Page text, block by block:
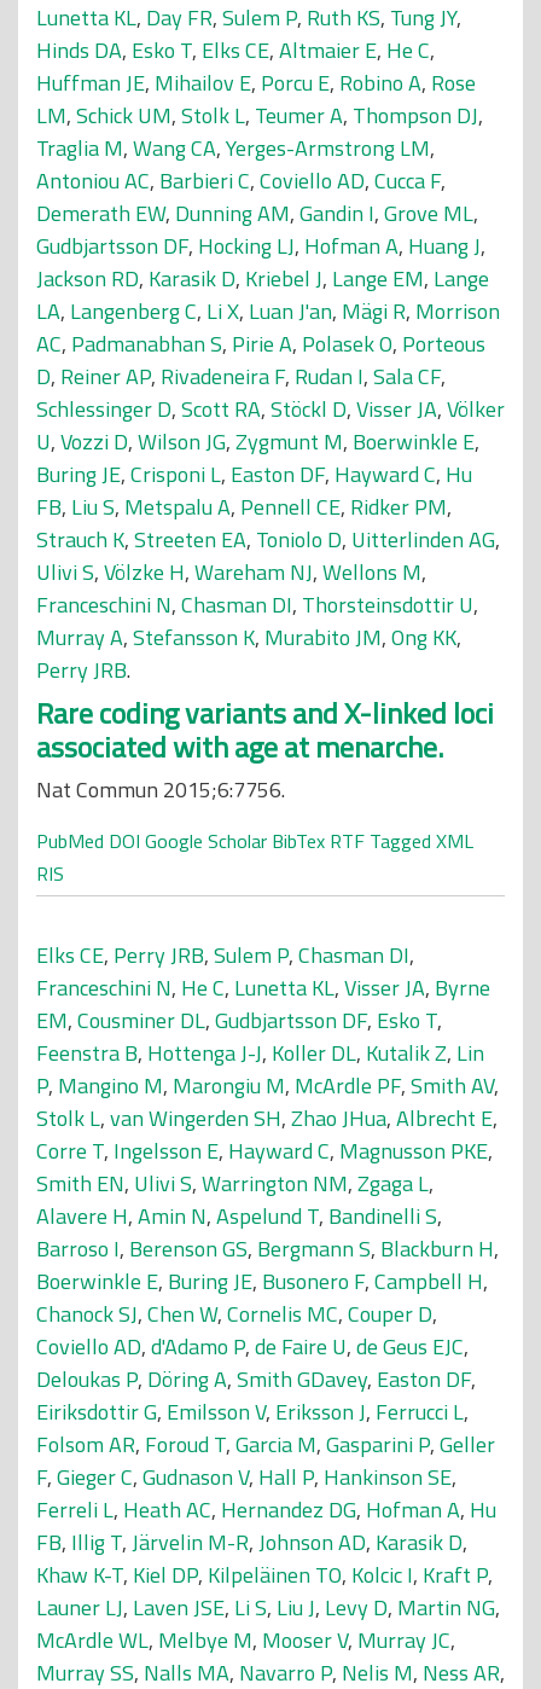
Lunetta KL, Day FR,Sulem P, Ruth KS, Tung JY,
Hinds DA, Esko T, Elks CE,Altmaier E, He C,
Huffman JE, Mihailov E, Porcu E, Robino A, Rose
LM,Schick UM,Stolk L, Teumer A, Thompson DJ,
Traglia M,Wang CA,Yerges-Armstrong LM,
Antoniou AC, Barbieri C,Coviello AD,Cucca F,
Demerath EW, Dunning AM,Gandin I,Grove ML,
Gudbjartsson DF, Hocking LJ, Hofman A, Huang J,
Jackson RD, Karasik D, Kriebel J, Lange EM, Lange
LA, Langenberg C, Li X, Luan J'an, Mägi R, Morrison
AC, Padmanabhan S, Pirie A, Polasek O, Porteous
D, Reiner AP, Rivadeneira F, Rudan I,Sala CF,
Schlessinger D,Scott RA,Stöckl D,Visser JA,Völker
U,Vozzi D,Wilson JG,Zygmunt M, Boerwinkle E,
Buring JE,Crisponi L, Easton DF, Hayward C, Hu
FB, Liu S, Metspalu A, Pennell CE, Ridker PM,
Strauch K,Streeten EA, Toniolo D, Uitterlinden AG,
Ulivi S,Völzke H,Wareham NJ,Wellons M,
Franceschini N,Chasman DI, Thorsteinsdottir U,
Murray A,Stefansson K, Murabito JM,Ong KK,
Perry JRB.
Rare coding variants and X-linked loci
associated with age at menarche.
Nat Commun 2015;6:7756.
PubMed DOI Google Scholar BibTex RTF Tagged XML
RIS
Elks CE, Perry JRB,Sulem P,Chasman DI,
Franceschini N, He C, Lunetta KL,Visser JA, Byrne
EM,Cousminer DL,Gudbjartsson DF, Esko T,
Feenstra B, Hottenga J-J, Koller DL, Kutalik Z, Lin
P, Mangino M, Marongiu M, McArdle PF,Smith AV,
Stolk L,van Wingerden SH,Zhao JHua,Albrecht E,
Corre T, Ingelsson E, Hayward C, Magnusson PKE,
Smith EN, Ulivi S,Warrington NM,Zgaga L,
Alavere H,Amin N,Aspelund T, Bandinelli S,
Barroso I, Berenson GS, Bergmann S, Blackburn H,
Boerwinkle E, Buring JE, Busonero F,Campbell H,
Chanock SJ,Chen W,Cornelis MC,Couper D,
Coviello AD,d'Adamo P,de Faire U,de Geus EJC,
Deloukas P, Döring A,Smith GDavey, Easton DF,
Eiriksdottir G, Emilsson V, Eriksson J, Ferrucci L,
Folsom AR, Foroud T,Garcia M,Gasparini P,Geller
F,Gieger C,Gudnason V, Hall P, Hankinson SE,
Ferreli L, Heath AC, Hernandez DG, Hofman A, Hu
FB, Illig T,Järvelin M-R,Johnson AD, Karasik D,
Khaw K-T, Kiel DP, Kilpeläinen TO, Kolcic I, Kraft P,
Launer LJ, Laven JSE, Li S, Liu J, Levy D, Martin NG,
McArdle WL, Melbye M, Mooser V, Murray JC,
Murray SS, Nalls MA, Navarro P, Nelis M, Ness AR,